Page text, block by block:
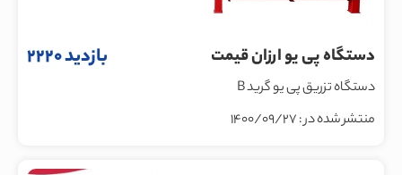
دستگاه پی یو ارزان قیمت بازدید 2220
دستگاه تزریق پی یو گرید B
منتشر شده در : 1400/09/27